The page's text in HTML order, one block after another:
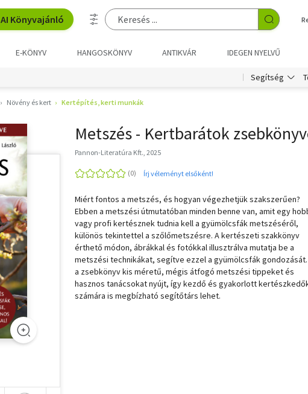
AI Könyvajánló
E-KÖNYV HANGOSKÖNYV ANTIKVÁR IDEGEN NYELVŰ
Segítség
Növény és kert Kertépítés, kerti munkák
Metszés - Kertbarátok
Pannon-Literatúra Kft., 2025
Írj véleményt elsőként!
Miért fontos a metszés, és hogyan végezhetjük szakszerűen?
Ebben a metszési útmutatóban minden benne van, amit egy
vagy profi kertésznek tudnia kell a gyümölcsfák metszéséről,
különös tekintettel a szőlőmetszésre. A kertészeti szakkönyv
érthető módon, ábrákkal és fotókkal illusztrálva mutatja be a
metszési technikákat, segítve ezzel a gyümölcsfák
a zsebkönyv kis méretű, mégis átfogó metszési tippeket és
hasznos tanácsokat nyújt, így kezdő és gyakorlott
számára is megbízható segítőtárs lehet.